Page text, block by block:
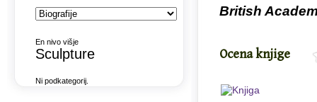
British
Ocena knjige
En nivo višje
Sculpture
Ni podkategorij.